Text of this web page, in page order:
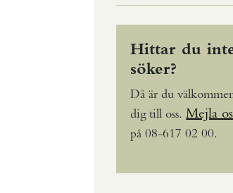
Hittar du
söker?
Då är du
dig till oss. Mejla
på 08-617 02 00.